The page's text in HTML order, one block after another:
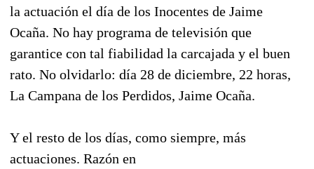
la actuación el día de los Inocentes de Jaime
Ocaña. No hay programa de televisión que
garantice con tal fiabilidad la carcajada y el buen
rato. No olvidarlo: día 28 de diciembre, 22 horas,
La Campana de los Perdidos, Jaime Ocaña.
Y el resto de los días, como siempre, más
actuaciones. Razón en